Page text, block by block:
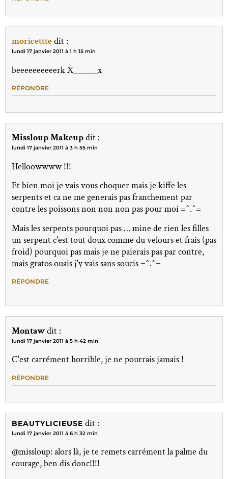
moricetttedit :
lundi 17 janvier 2011 à 1 h 15 min
beeeeeeeeeerk X______x
RÉPONDRE
Missloup Makeupdit :
lundi 17 janvier 2011 à 3 h 55 min
Helloowwww !!!
Et bien moi je vais vous choquer mais je kiffe les
serpents et ca ne me generais pas franchement par
contre les poissons non non non pas pour moi =^.^=
Mais les serpents pourquoi pas … mine de rien les filles
un serpent c'est tout doux comme du velours et frais (pas
froid) pourquoi pas mais je ne paierais pas par contre,
mais gratos ouais j'y vais sans soucis =^.^=
RÉPONDRE
Montawdit :
lundi 17 janvier 2011 à 5 h 42 min
C'est carrément horrible, je ne pourrais jamais !
RÉPONDRE
BEAUTYLICIEUSE dit :
lundi 17 janvier 2011 à 6 h 32 min
@missloup: alors là, je te remets carrément la palme du
courage, ben dis donc!!!!